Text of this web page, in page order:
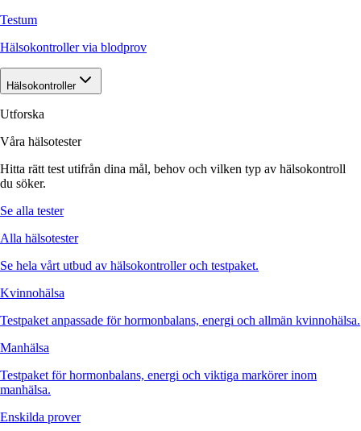
Testum
Hälsokontroller via blodprov
Hälsokontroller
Utforska
Våra hälsotester
Hitta rätt test utifrån dina mål, behov och vilken typ av hälsokontroll
du söker.
Se alla tester
Alla hälsotester
Se hela vårt utbud av hälsokontroller och testpaket.
Kvinnohälsa
Testpaket anpassade för hormonbalans, energi och allmän kvinnohälsa.
Manhälsa
Testpaket för hormonbalans, energi och viktiga markörer inom
manhälsa.
Enskilda prover